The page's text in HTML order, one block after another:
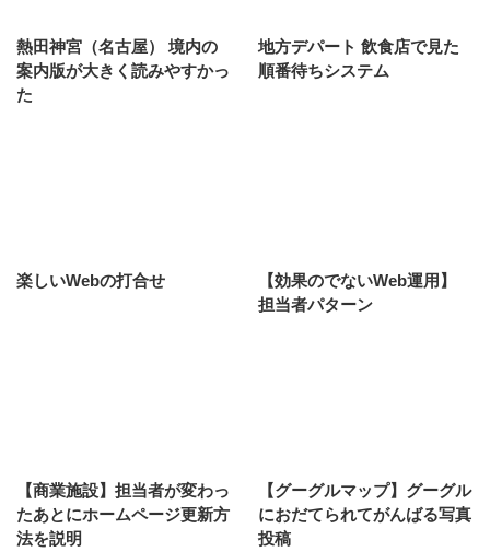
熱田神宮（名古屋） 境内の
案内版が大きく読みやすかっ
た
地方デパート 飲食店で見た
順番待ちシステム
楽しいWebの打合せ
【効果のでないWeb運用】
担当者パターン
【商業施設】担当者が変わっ
たあとにホームページ更新方
法を説明
【グーグルマップ】グーグル
におだてられてがんばる写真
投稿